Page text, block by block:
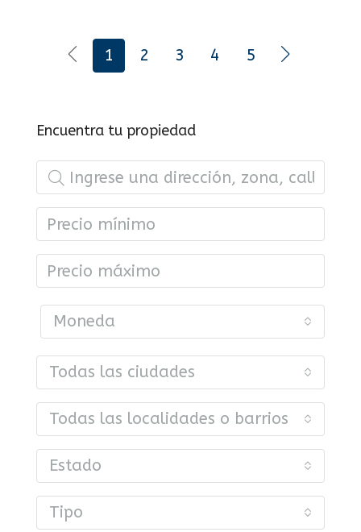
1 2 3 4 5
Encuentra tu propiedad
Moneda
Todas las ciudades
Todas las localidades o barrios
Estado
Tipo